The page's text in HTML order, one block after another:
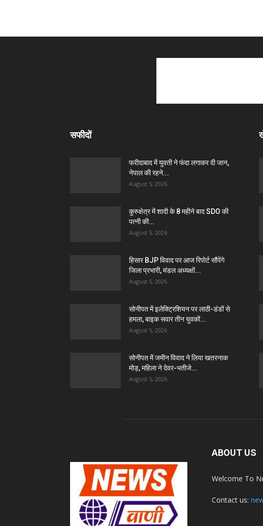
सफीदों
फरीदाबाद में युवती ने फंदा लगाकर दी जान,
नेपाल की रहने...
August 5, 2026
कुरुक्षेत्र में शादी के 8 महीने बाद SDO की
पत्नी की...
August 5, 2026
हिसार BJP विवाद पर आज रिपोर्ट सौंपेंगे
जिला प्रभारी, मंडल अध्यक्षों...
August 5, 2026
सोनीपत में इलेक्ट्रिशियन पर लाठी-डंडों से
हमला, बाइक सवार तीन युवकों...
August 5, 2026
सोनीपत में जमीन विवाद ने लिया खतरनाक
मोड़, महिला ने देवर-भतीजे...
August 5, 2026
ABOUT US
Welcome To
Contact us: